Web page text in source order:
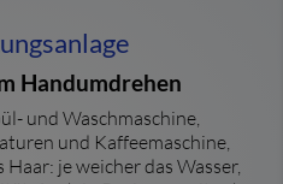
Handumdrehen
und Waschmaschine,
und Kaffeemaschine,
je weicher das Wasser,